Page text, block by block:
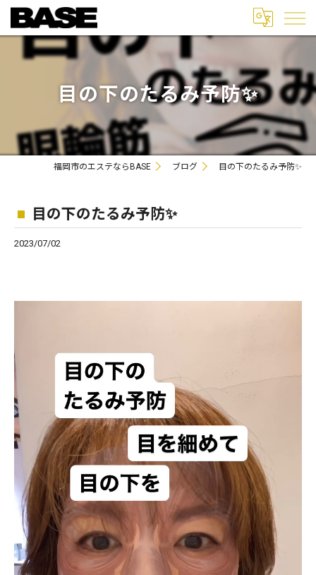
目の下のたるみ予防✨
福岡市のエステならBASE ブログ 目の下のたるみ予防✨
目の下のたるみ予防✨
2023/07/02